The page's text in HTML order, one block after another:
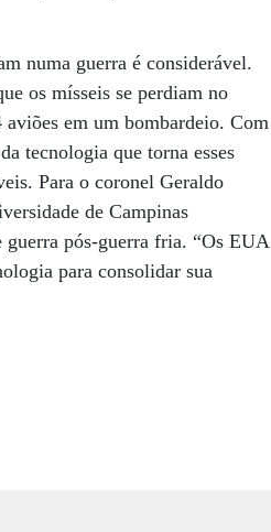
numa guerra é considerável.
os mísseis se perdiam no
em um bombardeio. Com
tecnologia que torna esses
Para o coronel Geraldo
de Campinas
pós-guerra fria. “Os EUA
para consolidar sua